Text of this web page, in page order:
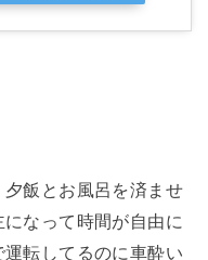
飯とお風呂を済ませ
なって時間が自由に
転してるのに車酔い